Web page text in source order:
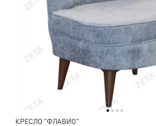
КРЕСЛО "ФЛАВИО"